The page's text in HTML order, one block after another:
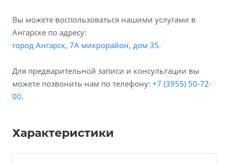
Вы можете воспользоваться нашими услугами в
Ангарске по адресу:
город Ангарск, 7А микрорайон, дом 35.
Для предварительной записи и консультации вы
можете позвонить нам по телефону: +7 (3955) 50-72-
00.
Характеристики